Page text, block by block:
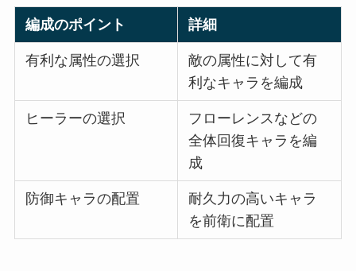
編成のポイント 詳細
有利な属性の選択
敵の属性に対して有
利なキャラを編成
ヒーラーの選択
フローレンスなどの
全体回復キャラを編
成
防御キャラの配置
耐久力の高いキャラ
を前衛に配置